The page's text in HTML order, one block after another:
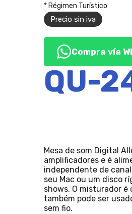
* Régimen Turístico
Precio sin iva
Compra vía
QU-
Mesa de som Digital
amplificadores e é
independente de
seu Mac ou um disco
shows. O misturador
também pode ser
sem fio.